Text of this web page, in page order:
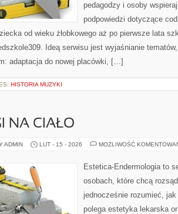
pedagodzy i osoby
podpowiedzi dotyczące
od wieku żłobkowego aż po pierwsze lata
Ideą serwisu jest wyjaśnianie
adaptacja do nowej placówki, […]
HISTORIA MUZYKI
NA CIAŁO
ADMIN LUT - 15 - 2026 MOŻLIWOŚĆ
Estetica-Endermologia to
osobach, które chcą
jednocześnie rozumieć,
polega estetyka lekarska